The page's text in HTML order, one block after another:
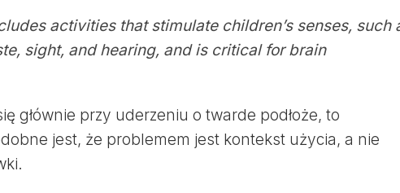
activities that stimulate children’s senses, such
sight, and hearing, and is critical for brain
głównie przy uderzeniu o twarde podłoże, to
jest, że problemem jest kontekst użycia, a nie